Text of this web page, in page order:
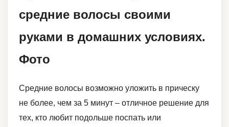
средние волосы своими
руками в домашних условиях.
Фото
Средние волосы возможно уложить в прическу
не более, чем за 5 минут – отличное решение для
тех, кто любит подольше поспать или